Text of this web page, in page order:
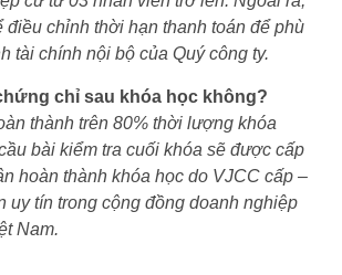
điều chỉnh thời hạn thanh toán để phù
tài chính nội bộ của Quý công ty.
chỉ sau khóa học không?
thành trên 80% thời lượng khóa
bài kiểm tra cuối khóa sẽ được cấp
hoàn thành khóa học do VJCC cấp –
uy tín trong cộng đồng doanh nghiệp
Nam.